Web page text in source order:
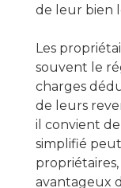
de leur bien
Les
souvent le
charges
de leurs
il convient
simplifié
avantageux